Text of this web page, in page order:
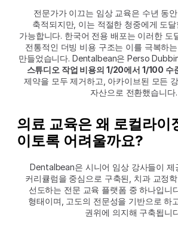
전문가가 이끄는 임상 교육은 수년 동
축적되지만, 이는 적절한 청중에게 도
가능합니다. 한국어 전용 배포는 이러한 도
전통적인 더빙 비용 구조는 이를 극복하
만들었습니다. Dentalbean은 Perso
스튜디오 작업 비용의 1/20에서 1/100 수
제약을 모두 제거하고, 아카이브된 모든
자산으로 전환했습니다.
의료 교육은 왜 로컬라이
이토록 어려울까요?
Dentalbean은 시니어 임상 강사들이 제
커리큘럼을 중심으로 구축된, 치과 교정
선도하는 전문 교육 플랫폼 중 하나입니
형태이며, 고도의 전문성을 기반으로 하
권위에 의지해 구축됩니